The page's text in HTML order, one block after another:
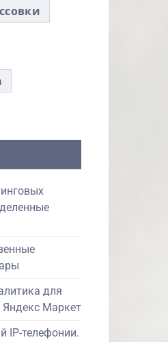
для
Яндекс Маркет
IP-телефонии.